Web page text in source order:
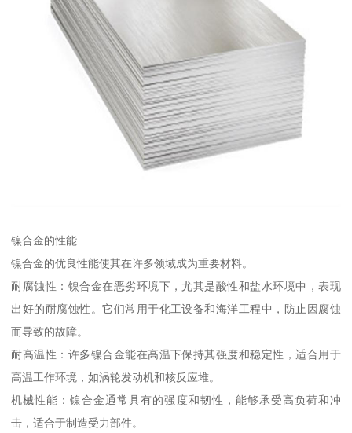
镍合金的性能
镍合金的优良性能使其在许多领域成为重要材料。
耐腐蚀性：镍合金在恶劣环境下，尤其是酸性和盐水环境中，表现
出好的耐腐蚀性。它们常用于化工设备和海洋工程中，防止因腐蚀
而导致的故障。
耐高温性：许多镍合金能在高温下保持其强度和稳定性，适合用于
高温工作环境，如涡轮发动机和核反应堆。
机械性能：镍合金通常具有的强度和韧性，能够承受高负荷和冲
击，适合于制造受力部件。